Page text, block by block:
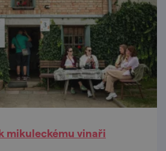
mikuleckému vinaři